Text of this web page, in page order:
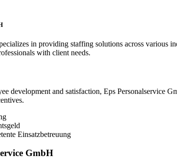
in providing staffing solutions across various
with client needs.
development and satisfaction, Eps Personalservice
Einsatzbetreuung
GmbH